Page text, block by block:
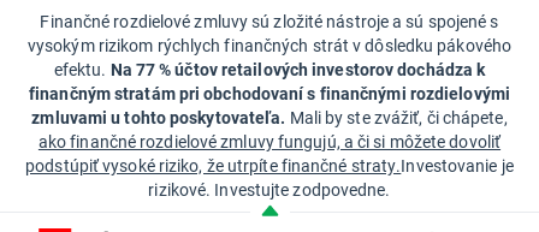
Finančné rozdielové zmluvy sú zložité nástroje a sú spojené s
vysokým rizikom rýchlych finančných strát v dôsledku pákového
efektu. Na 77 % účtov retailových investorov dochádza k
finančným stratám pri obchodovaní s finančnými rozdielovými
zmluvami u tohto poskytovateľa. Mali by ste zvážiť, či chápete,
ako finančné rozdielové zmluvy fungujú, a či si môžete dovoliť
podstúpiť vysoké riziko, že utrpíte finančné straty.Investovanie je
rizikové. Investujte zodpovedne.